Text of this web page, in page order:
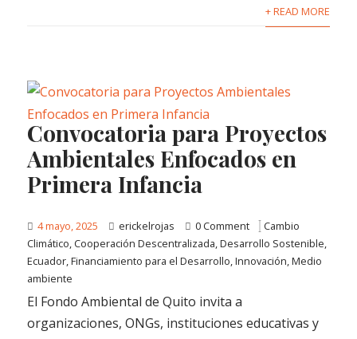
+ READ MORE
Convocatoria para Proyectos
Ambientales Enfocados en
Primera Infancia
4 mayo, 2025 erickelrojas 0 Comment
Cambio
Climático, Cooperación Descentralizada,Desarrollo Sostenible,
Ecuador,Financiamiento para el Desarrollo,Innovación,Medio
ambiente
El Fondo Ambiental de Quito invita a
organizaciones, ONGs, instituciones educativas y